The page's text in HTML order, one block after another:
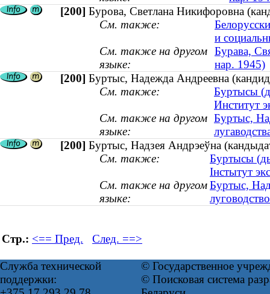
[200] Бурова, Светлана Никифоровна
См. также:
и
См. также на другом
языке:
Бурава,
нар. 1945)
[200] Буртыс, Надежда Андреевна
См. также:
Буртысы
Институт
См. также на другом
языке:
Буртыс,
[200] Буртыс, Надзея Андрэеўна
См. также:
Буртысы
Інстытут
См. также на другом
языке:
Буртыс,
Стр.: <== Пред. След. ==>
Служба технической
поддержки:
© Государственное
© Поисковая система